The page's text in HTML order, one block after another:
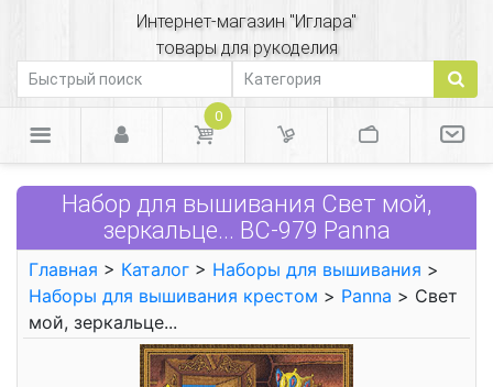
Интернет-магазин "Иглара"
товары для рукоделия
0
Набор для вышивания Свет мой,
зеркальце... ВС-979 Panna
Главная > Каталог > Наборы для вышивания >
Наборы для вышивания крестом > Panna > Свет
мой, зеркальце...